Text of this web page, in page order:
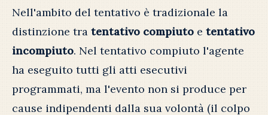
Nell'ambito del tentativo è tradizionale la
distinzione tra tentativo compiuto e tentativo
incompiuto. Nel tentativo compiuto l'agente
ha eseguito tutti gli atti esecutivi
programmati, ma l'evento non si produce per
cause indipendenti dalla sua volontà (il colpo